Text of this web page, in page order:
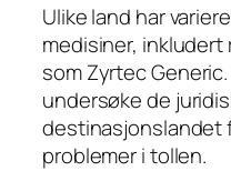
Ulike land har
medisiner,
som Zyrtec
undersøke de
destinasjonslandet
problemer i tollen.